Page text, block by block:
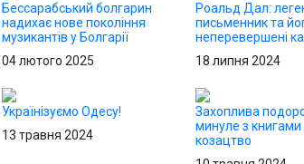
Бессарабський болгарин
надихає нове покоління
музикантів у Болгарії
04 лютого 2025
Роальд Дал:
письменник та
неперевершені
18 липня 2024
Українізуємо Одесу!
13 травня 2024
Захоплива
минуле з книгами
козацтво